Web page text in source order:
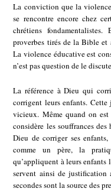
La conviction que la
se rencontre encore chez
chrétiens
proverbes tirés de la Bible et
La violence éducative est
n’est pas question de le
La référence à Dieu qui
corrigent leurs enfants.
vicieux. Même quand on
considère les souffrances
Dieu de corriger ses
comme un père, la
qu’appliquent à leurs
servent ainsi de justification
secondes sont la source des